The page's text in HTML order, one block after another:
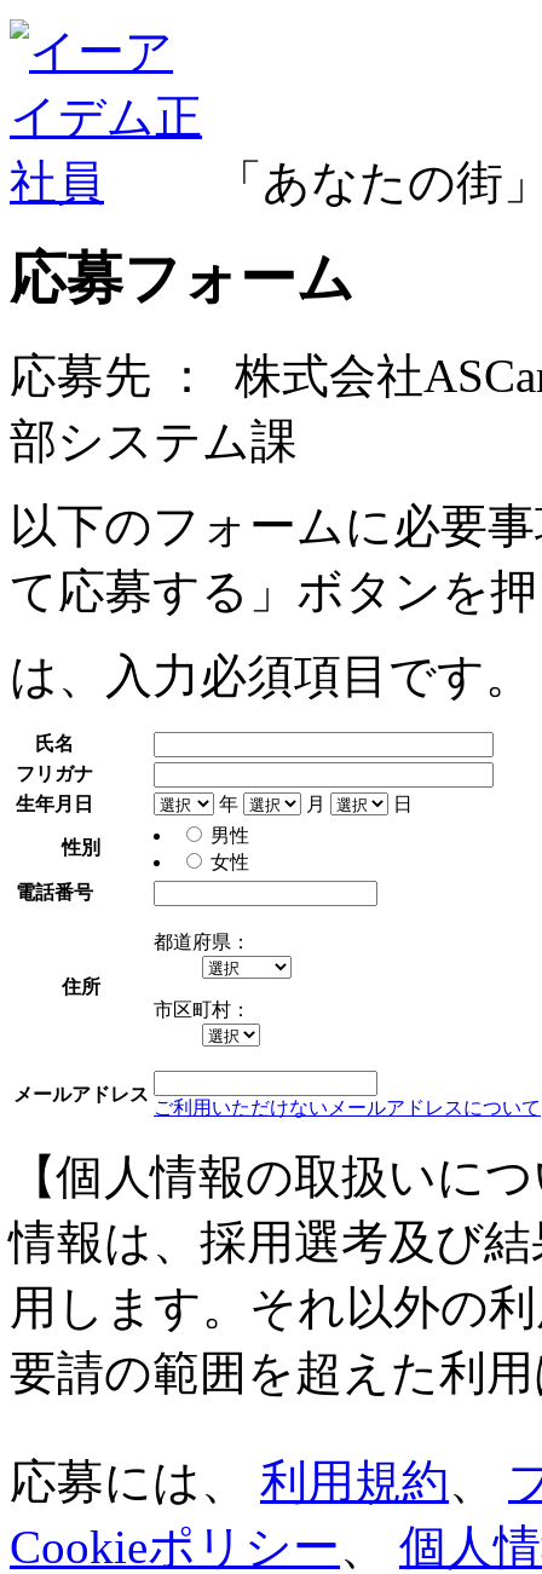
「あなたの街
応募フォーム
応募先 ： 株式会社
部システム課
以下のフォームに必要
て応募する」ボタンを
は、入力必須項目です。
氏名
フリガナ
生年月日
年 月 日
性別
男性
女性
電話番号
住所
都道府県：
市区町村：
メールアドレス
ご利用いただけないメールアドレスについて
【個人情報の取扱いに
情報は、採用選考及び
用します。それ以外の
要請の範囲を超えた利
応募には、 利用規約、
Cookieポリシー、 個人